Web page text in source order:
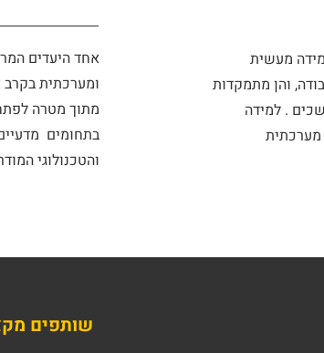
אחד היעדים
מתוך מטרה
בתחומים
והטכנולוגי
מעשית
והן מתמקדות
. למידה
שותפים